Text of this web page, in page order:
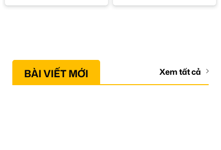
BÀI VIẾT MỚI Xem tất cả